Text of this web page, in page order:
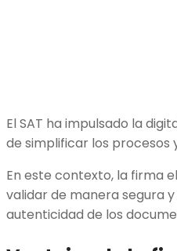
El SAT ha impulsado la
de simplificar los
En este contexto, la firma
validar de manera segura
autenticidad de los